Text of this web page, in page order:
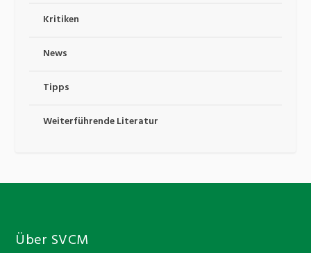
Kritiken
News
Tipps
Weiterführende Literatur
Über SVCM